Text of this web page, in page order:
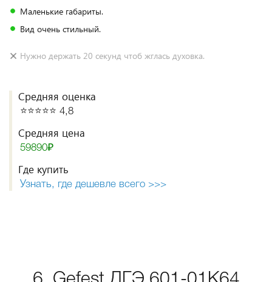
Маленькие габариты.
Вид очень стильный.
Нужно держать 20 секунд чтоб жглась духовка.
Средняя оценка
⭐️⭐️⭐️⭐️⭐️ 4,8
Средняя цена
59890₽
Где купить
Узнать, где дешевле всего >>>